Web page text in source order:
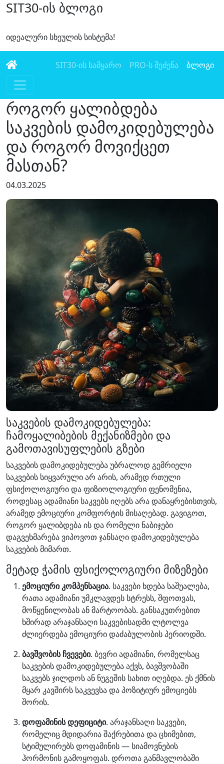
SIT30-ის ბლოგი
იდეალური სხეულის სისტემა!
SIT30-ის სამყარო PRO-ს შეძენა ბლოგი
როგორ ყალიბდება
საკვების დამოკიდებულება
და როგორ მოვიქცეთ
მასთან?
04.03.2025
საკვების დამოკიდებულება:
ჩამოყალიბების მექანიზმები და
გამოთავისუფლების გზები
საკვების დამოკიდებულება უბრალოდ გემრიელი
საკვების სიყვარული არ არის, არამედ რთული
ფსიქოლოგიური და ფიზიოლოგიური ფენომენია,
როდესაც ადამიანი საკვებს იღებს არა დანაყრებისთვის,
არამედ ემოციური კომფორტის მისაღებად. გავიგოთ,
როგორ ყალიბდება ის და რომელი ნაბიჯები
დაგვეხმარება ვიპოვოთ ჯანსაღი დამოკიდებულება
საკვების მიმართ.
მეტად ჭამის ფსიქოლოგიური მიზეზები
ემოციური კომპენსაცია. საკვები ხდება საშუალება,
რათა ადამიანი უმკლავდეს სტრესს, შფოთვას,
მოწყენილობას ან მარტოობას. განსაკუთრებით
ხშირად არაჯანსაღი საკვებისადმი ლტოლვა
ძლიერდება ემოციური დაძაბულობის პერიოდში.
ბავშვობის ჩვევები. ბევრი ადამიანი, რომელსაც
საკვების დამოკიდებულება აქვს, ბავშვობაში
საკვებს ჯილდოს ან ნუგეშის სახით იღებდა. ეს ქმნის
მყარ კავშირს საკვევსა და პოზიტიურ ემოციებს
შორის.
დოფამინის დეფიციტი. არაჯანსაღი საკვები,
რომელიც მდიდარია შაქრებითა და ცხიმებით,
სტიმულირებს დოფამინის — სიამოვნების
ჰორმონის გამოყოფას. დროთა განმავლობაში